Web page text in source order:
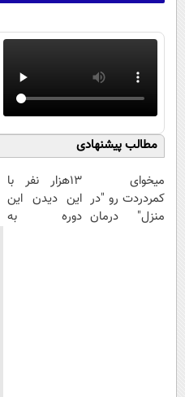
مطالب پیشنهادی
میخوای
کمردردت رو "در
منزل" درمان
13هزار نفر با
این دیدن این
دوره به